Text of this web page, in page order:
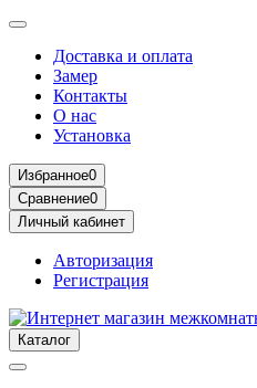
Доставка и оплата
Замер
Контакты
О нас
Установка
Избранное0
Сравнение0
Личный кабинет
Авторизация
Регистрация
Каталог